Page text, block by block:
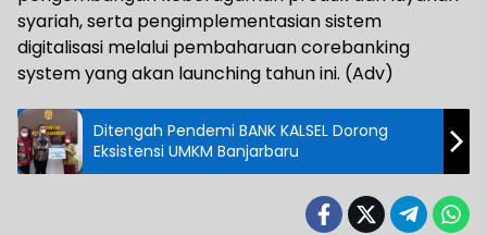
syariah, serta pengimplementasian sistem
digitalisasi melalui pembaharuan corebanking
system yang akan launching tahun ini. (Adv)
Ditengah Pendemi BANK KALSEL Dorong
Eksistensi UMKM Banjarbaru